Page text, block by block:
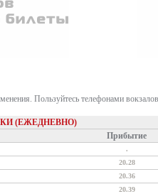
Пользуйтесь телефонами
(ЕЖЕДНЕВНО)
Прибытие
.
20.28
20.36
20.39